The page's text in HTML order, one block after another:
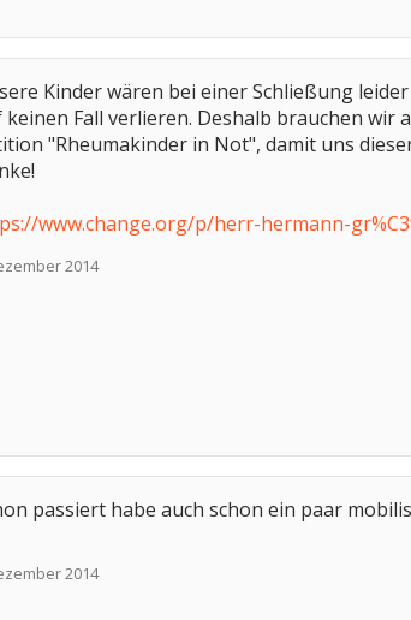
Kinder wären bei einer Schließung
keinen Fall verlieren. Deshalb brauchen
"Rheumakinder in Not", damit uns
www.change.org/p/herr-hermann-
2014
passiert habe auch schon ein paar
2014